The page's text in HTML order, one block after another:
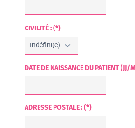
CIVILITÉ : (*)
DATE DE NAISSANCE DU PATIENT
ADRESSE POSTALE : (*)